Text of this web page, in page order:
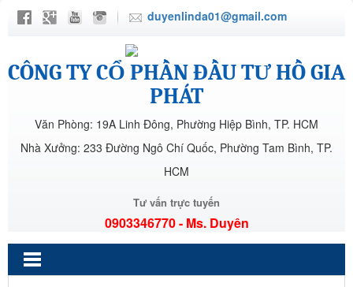
duyenlinda01@gmail.com
CÔNG TY CỔ PHẦN ĐẦU TƯ HỒ GIA
PHÁT
Văn Phòng: 19A Linh Đông, Phường Hiệp Bình, TP. HCM
Nhà Xưởng: 233 Đường Ngô Chí Quốc, Phường Tam Bình, TP.
HCM
Tư vấn trực tuyến
0903346770 - Ms. Duyên